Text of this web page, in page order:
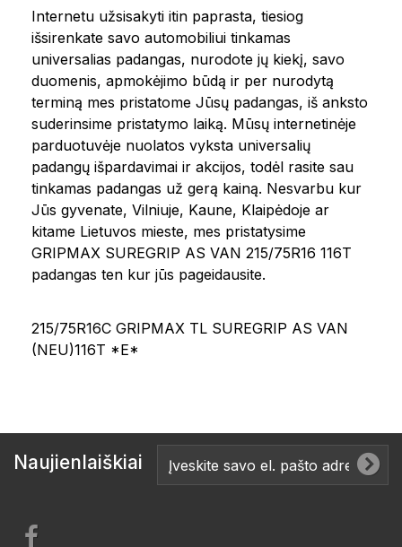
Internetu užsisakyti itin paprasta, tiesiog
išsirenkate savo automobiliui tinkamas
universalias padangas, nurodote jų kiekį, savo
duomenis, apmokėjimo būdą ir per nurodytą
terminą mes pristatome Jūsų padangas, iš anksto
suderinsime pristatymo laiką. Mūsų internetinėje
parduotuvėje nuolatos vyksta universalių
padangų išpardavimai ir akcijos, todėl rasite sau
tinkamas padangas už gerą kainą. Nesvarbu kur
Jūs gyvenate, Vilniuje, Kaune, Klaipėdoje ar
kitame Lietuvos mieste, mes pristatysime
GRIPMAX SUREGRIP AS VAN 215/75R16 116T
padangas ten kur jūs pageidausite.
215/75R16C GRIPMAX TL SUREGRIP AS VAN
(NEU)116T *E*
Naujienlaiškiai